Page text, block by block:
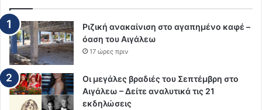
Ριζική ανακαίνιση στο αγαπημένο καφέ –
όαση του Αιγάλεω
17 ώρες πριν
Οι μεγάλες βραδιές του Σεπτέμβρη στο
Αιγάλεω – Δείτε αναλυτικά τις 21
εκδηλώσεις